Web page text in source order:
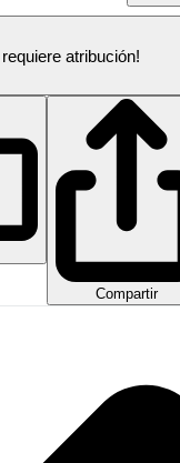
atribución!
Compartir